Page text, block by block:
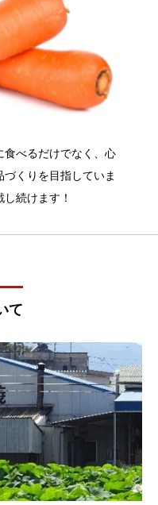
食べるだけでなく、心
くりを目指していま
続けます！
て